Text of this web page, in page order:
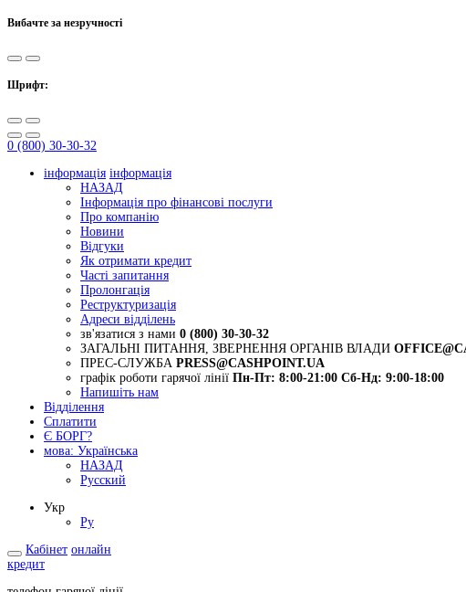
Вибачте за незручності
Шрифт:
0 (800) 30-30-32
інформація інформація
НАЗАД
Інформація про фінансові послуги
Про компанію
Новини
Відгуки
Як отримати кредит
Часті запитання
Пролонгація
Реструктуризація
Адреси відділень
зв'язатися з нами 0 (800) 30-30-32
ЗАГАЛЬНІ ПИТАННЯ, ЗВЕРНЕННЯ ОРГАНІВ ВЛАДИ
ПРЕС-СЛУЖБА PRESS@CASHPOINT.UA
графік роботи гарячої лінії Пн-Пт: 8:00-21:00 Сб-Нд: 9:00-18:00
Напишіть нам
Відділення
Сплатити
Є БОРГ?
мова: Українська
НАЗАД
Русский
Укр
Ру
Кабінет онлайн
кредит